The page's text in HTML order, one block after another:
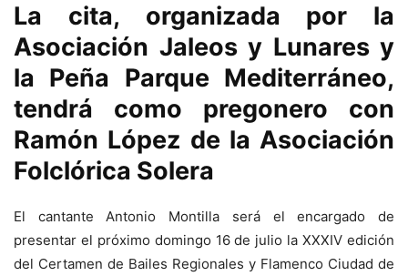
La cita, organizada por la
Asociación Jaleos y Lunares y
la Peña Parque Mediterráneo,
tendrá como pregonero con
Ramón López de la Asociación
Folclórica Solera
El cantante Antonio Montilla será el encargado de
presentar el próximo domingo 16 de julio la XXXIV edición
del Certamen de Bailes Regionales y Flamenco Ciudad de